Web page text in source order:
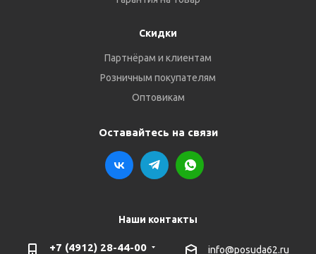
Скидки
Партнёрам и клиентам
Розничным покупателям
Оптовикам
Оставайтесь на связи
Наши контакты
+7 (4912) 28-44-00 info@posuda62.ru